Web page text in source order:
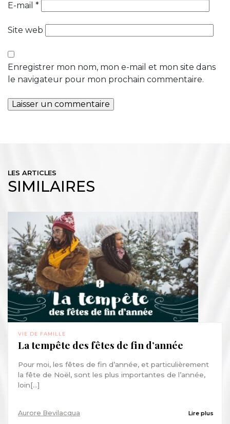
E-mail *
Site web
Enregistrer mon nom, mon e-mail et mon site dans
le navigateur pour mon prochain commentaire.
LES ARTICLES
SIMILAIRES
VIE DE FAMILLE
La tempête des fêtes de fin d’année
Pour moi, les fêtes de fin d’année, et particulièrement
la fête de Noël, sont les plus importantes de l’année,
loin[...]
Aurore Bevilacqua Lire plus